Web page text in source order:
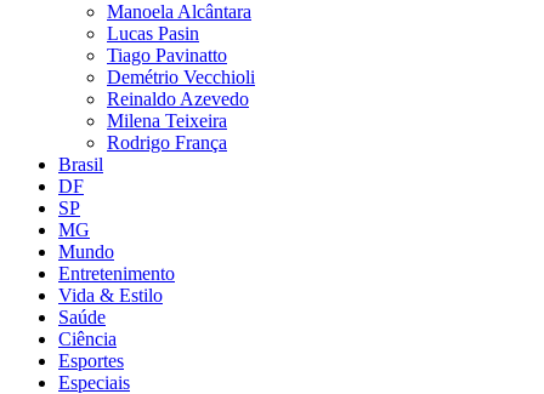
Manoela Alcântara
Lucas Pasin
Tiago Pavinatto
Demétrio Vecchioli
Reinaldo Azevedo
Milena Teixeira
Rodrigo França
Brasil
DF
SP
MG
Mundo
Entretenimento
Vida & Estilo
Saúde
Ciência
Esportes
Especiais